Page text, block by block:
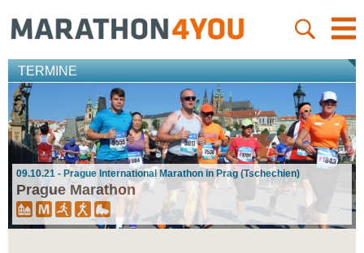
TERMINE
09.10.21 - Prague International Marathon in Prag (Tschechien)
Prague Marathon